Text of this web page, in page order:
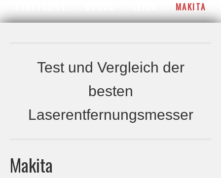
MAKITA
Test und Vergleich der
besten
Laserentfernungsmesser
Makita